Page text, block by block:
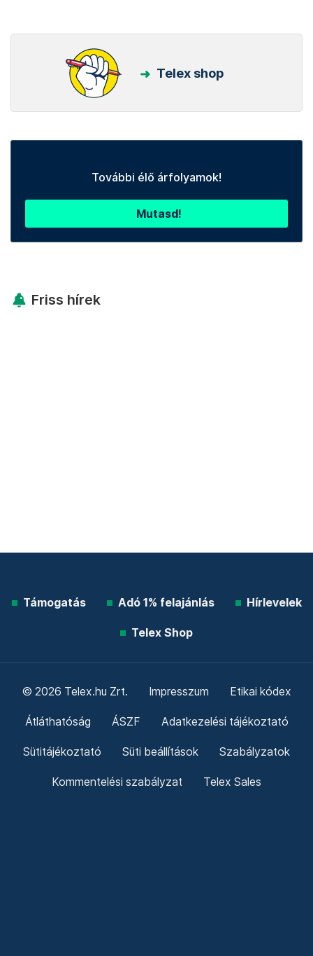
Telex shop
További élő árfolyamok!
Mutasd!
Friss hírek
Támogatás Adó 1% felajánlás Hírlevelek
Telex Shop
© 2026 Telex.hu Zrt. Impresszum Etikai kódex
Átláthatóság ÁSZF Adatkezelési tájékoztató
Sütitájékoztató Süti beállítások Szabályzatok
Kommentelési szabályzat Telex Sales